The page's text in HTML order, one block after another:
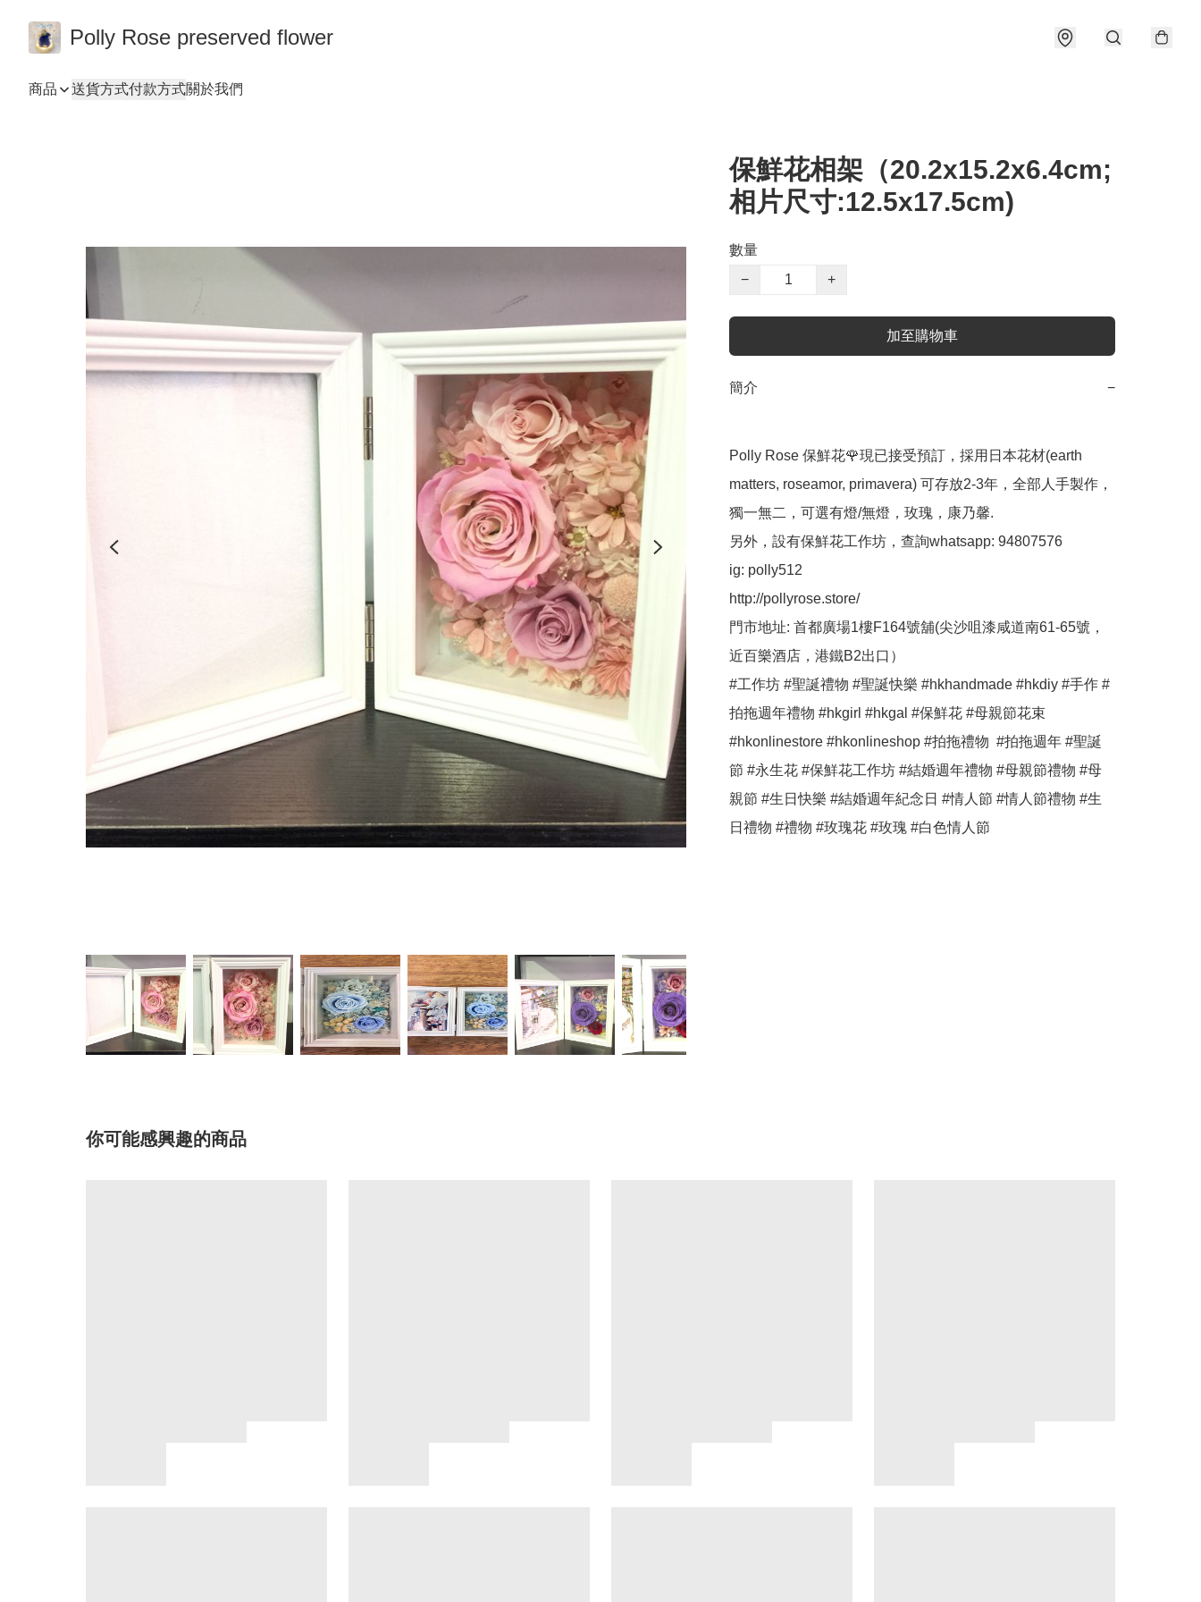
Polly Rose preserved flower
商品 送貨方式付款方式關於我們
保鮮花相架（20.2x15.2x6.4cm;
相片尺寸:12.5x17.5cm)
數量
−
+
加至購物車
簡介 −
Polly Rose 保鮮花🌹現已接受預訂，採用日本花材(earth
matters, roseamor, primavera) 可存放2-3年，全部人手製作，
獨一無二，可選有燈/無燈，玫瑰，康乃馨.
另外，設有保鮮花工作坊，查詢whatsapp: 94807576
ig: polly512
http://pollyrose.store/
門市地址: 首都廣場1樓F164號舖(尖沙咀漆咸道南61-65號，
近百樂酒店，港鐵B2出口）
#工作坊 #聖誕禮物 #聖誕快樂 #hkhandmade #hkdiy #手作 #
拍拖週年禮物 #hkgirl #hkgal #保鮮花 #母親節花束
#hkonlinestore #hkonlineshop #拍拖禮物  #拍拖週年 #聖誕
節 #永生花 #保鮮花工作坊 #結婚週年禮物 #母親節禮物 #母
親節 #生日快樂 #結婚週年紀念日 #情人節 #情人節禮物 #生
日禮物 #禮物 #玫瑰花 #玫瑰 #白色情人節
你可能感興趣的商品